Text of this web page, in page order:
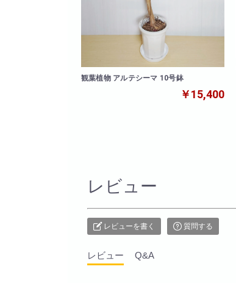
観葉植物 アルテシーマ 10号鉢
￥15,400
レビュー
レビューを書く 質問する
レビュー Q&A